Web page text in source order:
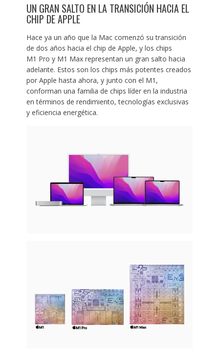
UN GRAN SALTO EN LA TRANSICIÓN HACIA EL
CHIP DE APPLE
Hace ya un año que la Mac comenzó su transición
de dos años hacia el chip de Apple, y los chips
M1 Pro y M1 Max representan un gran salto hacia
adelante. Estos son los chips más potentes creados
por Apple hasta ahora, y junto con el M1,
conforman una familia de chips líder en la industria
en términos de rendimiento, tecnologías exclusivas
y eficiencia energética.